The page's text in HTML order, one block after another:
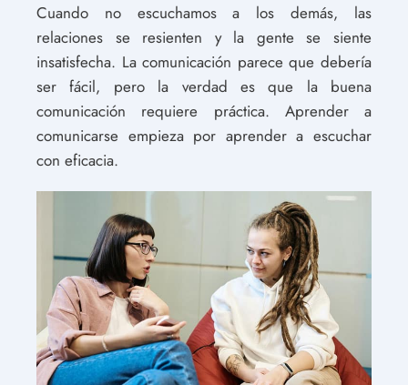
Cuando no escuchamos a los demás, las
relaciones se resienten y la gente se siente
insatisfecha. La comunicación parece que debería
ser fácil, pero la verdad es que la buena
comunicación requiere práctica. Aprender a
comunicarse empieza por aprender a escuchar
con eficacia.